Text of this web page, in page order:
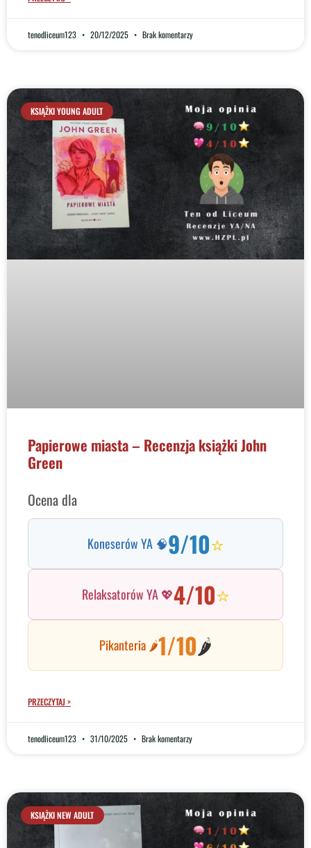
tenodliceum123 20/12/2025 Brak komentarzy
KSIĄŻKI YOUNG ADULT
Papierowe miasta – Recenzja książki John
Green
Ocena dla
Koneserów YA 🧠9/10⭐
Relaksatorów YA 💖4/10⭐
Pikanteria 🌶️1/10🌶️
PRZECZYTAJ >
tenodliceum123 31/10/2025 Brak komentarzy
KSIĄŻKI NEW ADULT